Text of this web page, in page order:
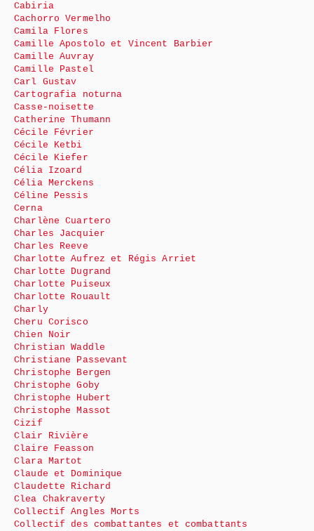
Cabiria
Cachorro Vermelho
Camila Flores
Camille Apostolo et Vincent Barbier
Camille Auvray
Camille Pastel
Carl Gustav
Cartografia noturna
Casse-noisette
Catherine Thumann
Cécile Février
Cécile Ketbi
Cécile Kiefer
Célia Izoard
Célia Merckens
Céline Pessis
Cerna
Charlène Cuartero
Charles Jacquier
Charles Reeve
Charlotte Aufrez et Régis Arriet
Charlotte Dugrand
Charlotte Puiseux
Charlotte Rouault
Charly
Cheru Corisco
Chien Noir
Christian Waddle
Christiane Passevant
Christophe Bergen
Christophe Goby
Christophe Hubert
Christophe Massot
Cizif
Clair Rivière
Claire Feasson
Clara Martot
Claude et Dominique
Claudette Richard
Clea Chakraverty
Collectif Angles Morts
Collectif des combattantes et combattants